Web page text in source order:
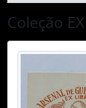
Coleção